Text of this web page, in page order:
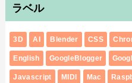
ラベル
3D AI Blender CSS
English GoogleBlogger
Javascript MIDI Mac